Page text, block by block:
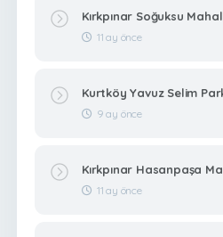
Kırkpınar Soğuksu
11 ay önce
Kurtköy Yavuz Selim
9 ay önce
Kırkpınar Hasanpaşa
11 ay önce